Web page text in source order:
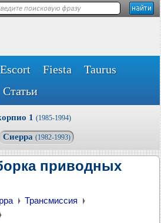
Escort Fiesta
Taurus
Статьи
1 (1985-1994)
Сиерра (1982-1993)
приводных
Трансмиссия